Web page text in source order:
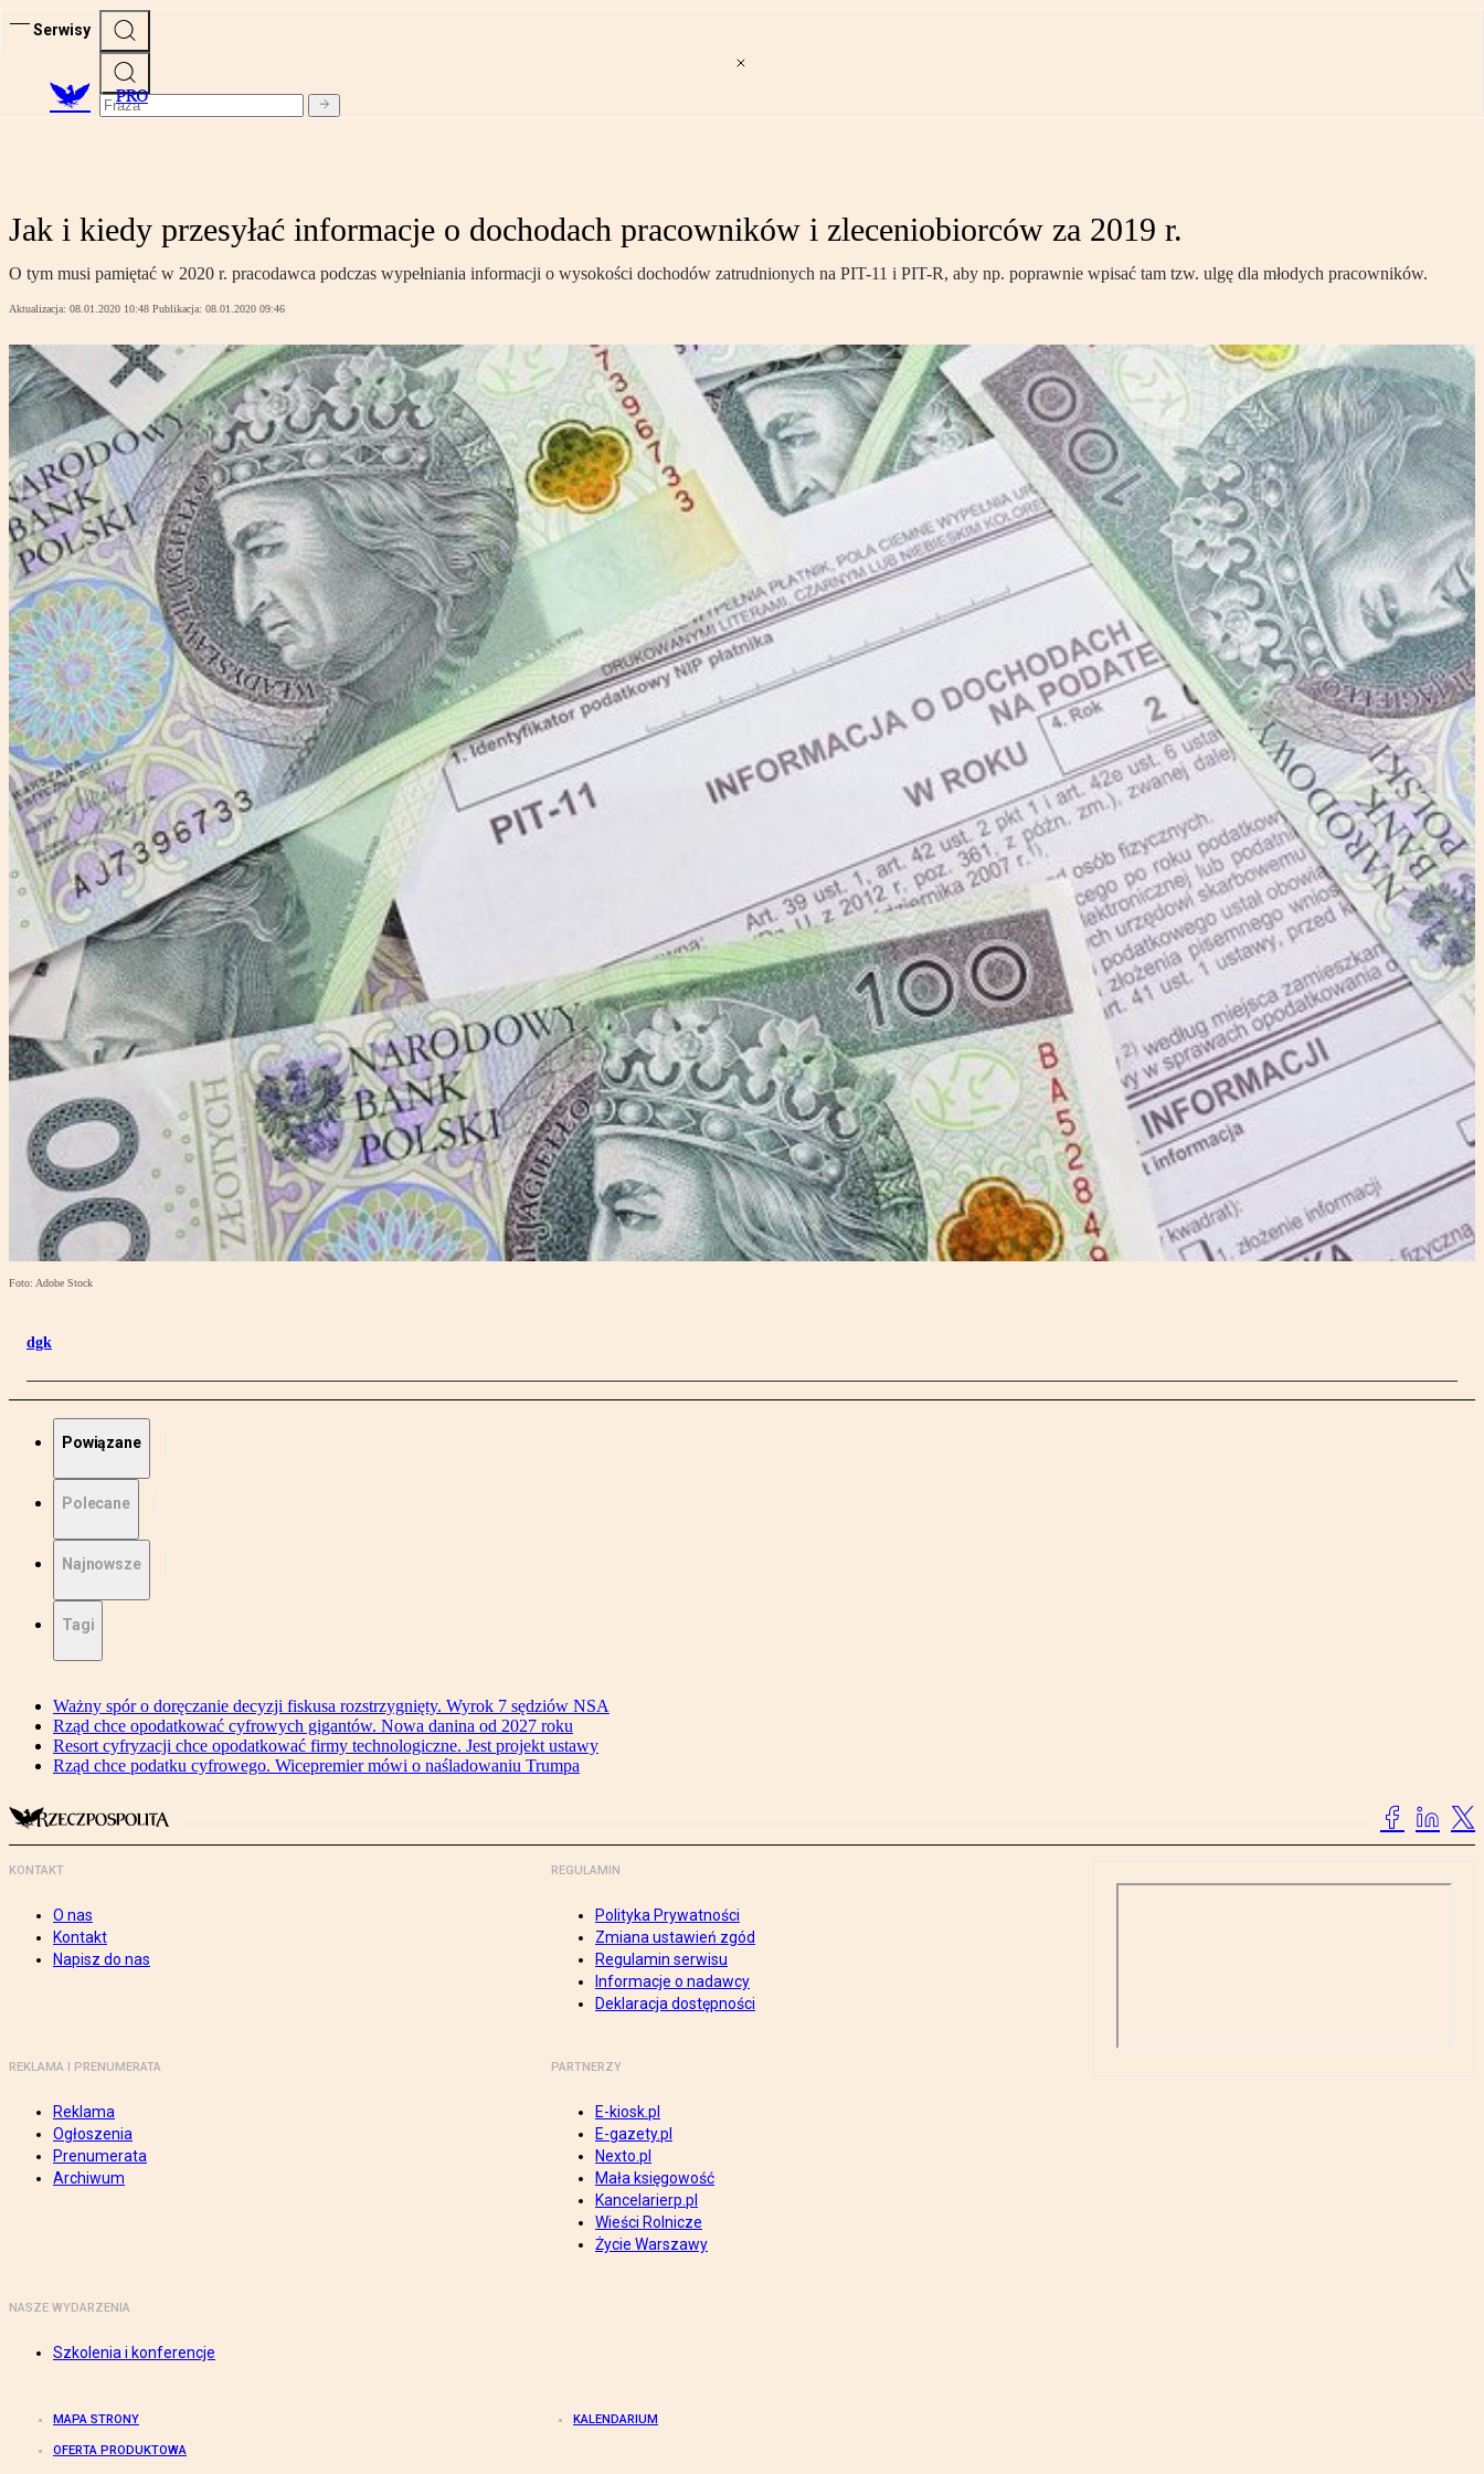
Serwisy
PRO
Jak i kiedy przesyłać informacje o dochodach pracowników i zleceniobiorców za 2019 r.
O tym musi pamiętać w 2020 r. pracodawca podczas wypełniania informacji o wysokości dochodów zatrudnionych na PIT-11 i PIT-R, aby np. poprawnie wpisać tam tzw. ulgę dla młodych pracowników.
Aktualizacja: 08.01.2020 10:48 Publikacja: 08.01.2020 09:46
Foto: Adobe Stock
dgk
Powiązane
Polecane
Najnowsze
Tagi
Ważny spór o doręczanie decyzji fiskusa rozstrzygnięty. Wyrok 7 sędziów NSA
Rząd chce opodatkować cyfrowych gigantów. Nowa danina od 2027 roku
Resort cyfryzacji chce opodatkować firmy technologiczne. Jest projekt ustawy
Rząd chce podatku cyfrowego. Wicepremier mówi o naśladowaniu Trumpa
KONTAKT
O nas
Kontakt
Napisz do nas
REGULAMIN
Polityka Prywatności
Zmiana ustawień zgód
Regulamin serwisu
Informacje o nadawcy
Deklaracja dostępności
REKLAMA I PRENUMERATA
Reklama
Ogłoszenia
Prenumerata
Archiwum
PARTNERZY
E-kiosk.pl
E-gazety.pl
Nexto.pl
Mała księgowość
Kancelarierp.pl
Wieści Rolnicze
Życie Warszawy
NASZE WYDARZENIA
Szkolenia i konferencje
MAPA STRONY KALENDARIUM
OFERTA PRODUKTOWA